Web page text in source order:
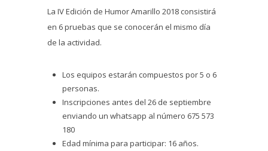
La IV Edición de Humor Amarillo 2018 consistirá
en 6 pruebas que se conocerán el mismo día
de la actividad.
Los equipos estarán compuestos por 5 o 6
personas.
Inscripciones antes del 26 de septiembre
enviando un whatsapp al número 675 573
180
Edad mínima para participar: 16 años.